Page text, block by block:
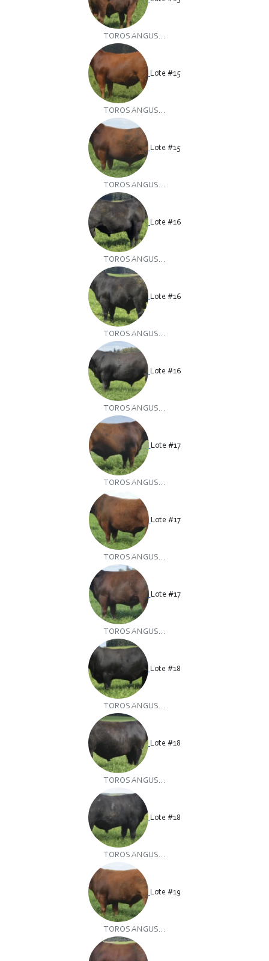
TOROS ANGUS...
Lote #15
TOROS ANGUS...
Lote #15
TOROS ANGUS...
Lote #16
TOROS ANGUS...
Lote #16
TOROS ANGUS...
Lote #16
TOROS ANGUS...
Lote #17
TOROS ANGUS...
Lote #17
TOROS ANGUS...
Lote #17
TOROS ANGUS...
Lote #18
TOROS ANGUS...
Lote #18
TOROS ANGUS...
Lote #18
TOROS ANGUS...
Lote #19
TOROS ANGUS...